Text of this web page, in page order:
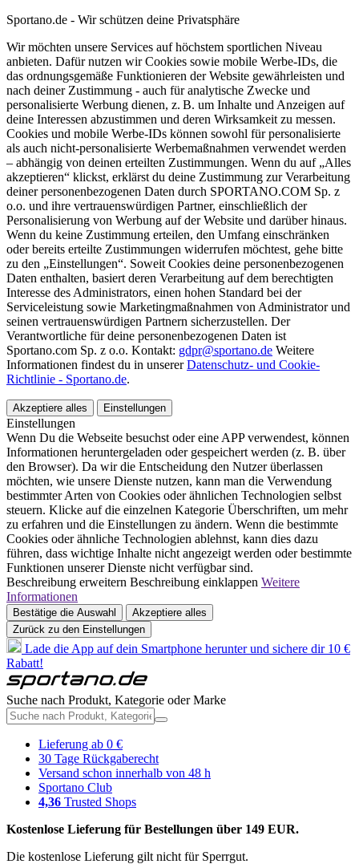
Sportano.de - Wir schützen deine Privatsphäre
Wir möchten unsere Services auf höchstem sportlichen Niveau
anbieten. Dafür nutzen wir Cookies sowie mobile Werbe-IDs, die
das ordnungsgemäße Funktionieren der Website gewährleisten und
nach deiner Zustimmung - auch für analytische Zwecke und
personalisierte Werbung dienen, z. B. um Inhalte und Anzeigen auf
deine Interessen abzustimmen und deren Wirksamkeit zu messen.
Cookies und mobile Werbe-IDs können sowohl für personalisierte
als auch nicht-personalisierte Werbemaßnahmen verwendet werden
– abhängig von deinen erteilten Zustimmungen. Wenn du auf „Alles
akzeptieren“ klickst, erklärst du deine Zustimmung zur Verarbeitung
deiner personenbezogenen Daten durch SPORTANO.COM Sp. z
o.o. und ihre vertrauenswürdigen Partner, einschließlich der
Personalisierung von Werbung auf der Website und darüber hinaus.
Wenn du keine Zustimmung erteilen, den Umfang einschränken
oder bereits erteilte Zustimmungen widerrufen möchtest, gehe bitte
zu den „Einstellungen“. Soweit Cookies deine personenbezogenen
Daten enthalten, basiert deren Verarbeitung auf dem berechtigten
Interesse des Administrators, einen hohen Standard bei der
Serviceleistung sowie Marketingmaßnahmen von Administrator und
seinen vertrauenswürdigen Partnern sicherzustellen. Der
Verantwortliche für deine personenbezogenen Daten ist
Sportano.com Sp. z o.o. Kontakt: gdpr@sportano.de Weitere
Informationen findest du in unsererDatenschutz- und Cookie-
Richtlinie - Sportano.de.
Akzeptiere alles Einstellungen
Einstellungen
Wenn Du die Webseite besuchst oder eine APP verwendest, können
Informationen heruntergeladen oder gespeichert werden (z. B. über
den Browser). Da wir die Entscheidung den Nutzer überlassen
möchten, wie unsere Dienste nutzen, kann man die Verwendung
bestimmter Arten von Cookies oder ähnlichen Technologien selbst
steuern. Klicke auf die einzelnen Kategorie Überschriften, um mehr
zu erfahren und die Einstellungen zu ändern. Wenn die bestimmte
Cookies oder ähnliche Technologien ablehnst, kann dies dazu
führen, dass wichtige Inhalte nicht angezeigt werden oder bestimmte
Funktionen unserer Dienste nicht verfügbar sind.
Beschreibung erweitern Beschreibung einklappen Weitere
Informationen
Bestätige die Auswahl
Akzeptiere alles
Zurück zu den Einstellungen
Lade die App auf dein Smartphone herunter und sichere dir 10 €
Rabatt!
Suche nach Produkt, Kategorie oder Marke
Lieferung ab 0 €
30 Tage Rückgaberecht
Versand schon innerhalb von 48 h
Sportano Club
4,36 Trusted Shops
Kostenlose Lieferung für Bestellungen über 149 EUR.
Die kostenlose Lieferung gilt nicht für Sperrgut.